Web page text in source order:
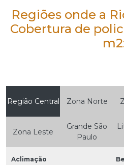
Regiões onde a
Cobertura de
Região Central Zona Norte
Zona Leste
Grande São
Paulo
Aclimação